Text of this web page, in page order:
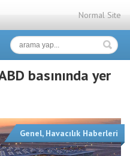
Normal Site
basınında yer
Genel, Havacılık Haberleri